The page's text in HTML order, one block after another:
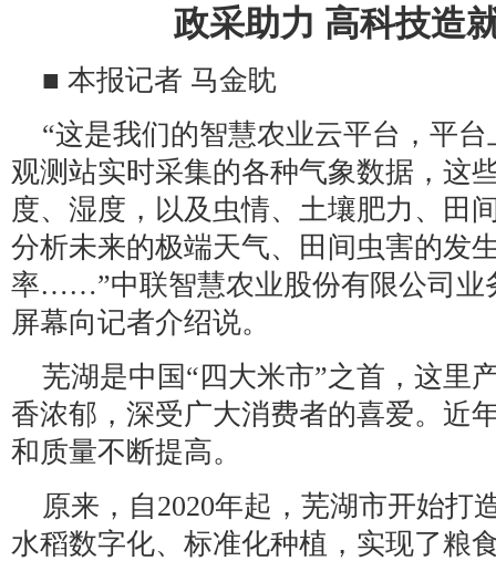
政采助力 高科技造
■ 本报记者 马金眈
“这是我们的智慧农业云平台，平
观测站实时采集的各种气象数据，这
度、湿度，以及虫情、土壤肥力、田
分析未来的极端天气、田间虫害的发
率……”中联智慧农业股份有限公司业
屏幕向记者介绍说。
芜湖是中国“四大米市”之首，这里
香浓郁，深受广大消费者的喜爱。近
和质量不断提高。
原来，自2020年起，芜湖市开始打
水稻数字化、标准化种植，实现了粮